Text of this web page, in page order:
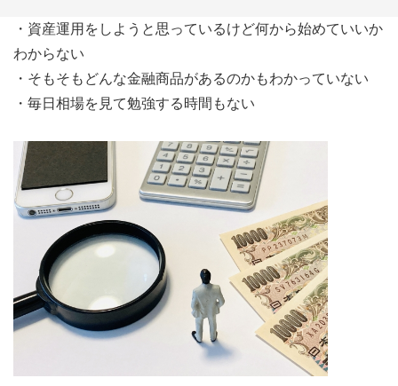
・資産運用をしようと思っているけど何から始めていいか
わからない
・そもそもどんな金融商品があるのかもわかっていない
・毎日相場を見て勉強する時間もない